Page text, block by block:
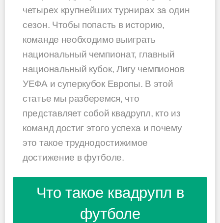
четырех крупнейших турнирах за один
сезон. Чтобы попасть в историю,
команде необходимо выиграть
национальный чемпионат, главный
национальный кубок, Лигу чемпионов
УЕФА и суперкубок Европы. В этой
статье мы разберемся, что
представляет собой квадрупл, кто из
команд достиг этого успеха и почему
это такое труднодостижимое
достижение в футболе.
Что такое квадрупл в
футболе